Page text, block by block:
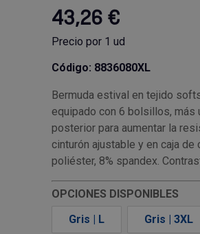
43,26 €
Precio por 1 ud
Código: 8836080XL
Bermuda estival en tejido
equipado con 6 bolsillos, más
posterior para aumentar la
cinturón ajustable y en caja
poliéster, 8% spandex.
OPCIONES DISPONIBLES
Gris | L
Gris | 3XL